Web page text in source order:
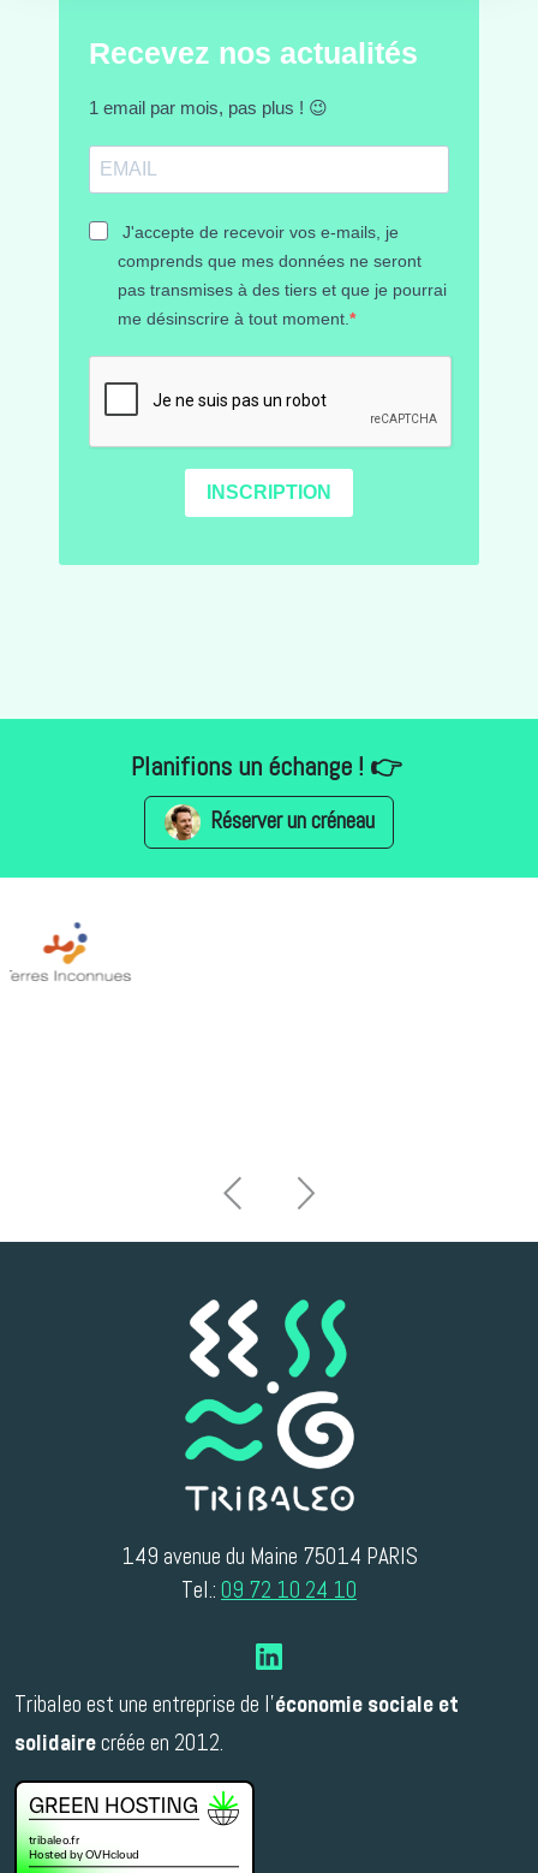
Recevez nos actualités
1 email par mois, pas plus ! 😉
J'accepte de recevoir vos e-mails, je
comprends que mes données ne seront
pas transmises à des tiers et que je pourrai
me désinscrire à tout moment.
INSCRIPTION
Planifions un échange ! 👉
Réserver un créneau
Previous
149 avenue du Maine 75014 PARIS
Tel.: 09 72 10 24 10
Tribaleo est une entreprise de l'économie sociale et
solidaire créée en 2012.